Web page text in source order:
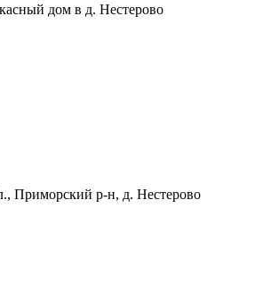
дом в д. Нестерово
Приморский р-н, д. Нестерово